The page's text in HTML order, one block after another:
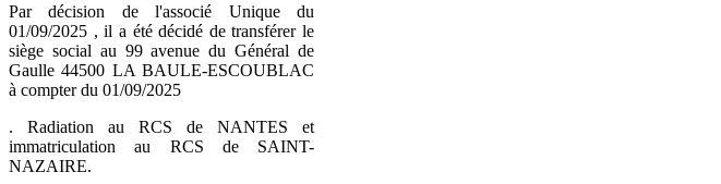
Par décision de l'associé Unique du
01/09/2025 , il a été décidé de transférer le
siège social au 99 avenue du Général de
Gaulle 44500 LA BAULE-ESCOUBLAC
à compter du 01/09/2025
. Radiation au RCS de NANTES et
immatriculation au RCS de SAINT-
NAZAIRE.